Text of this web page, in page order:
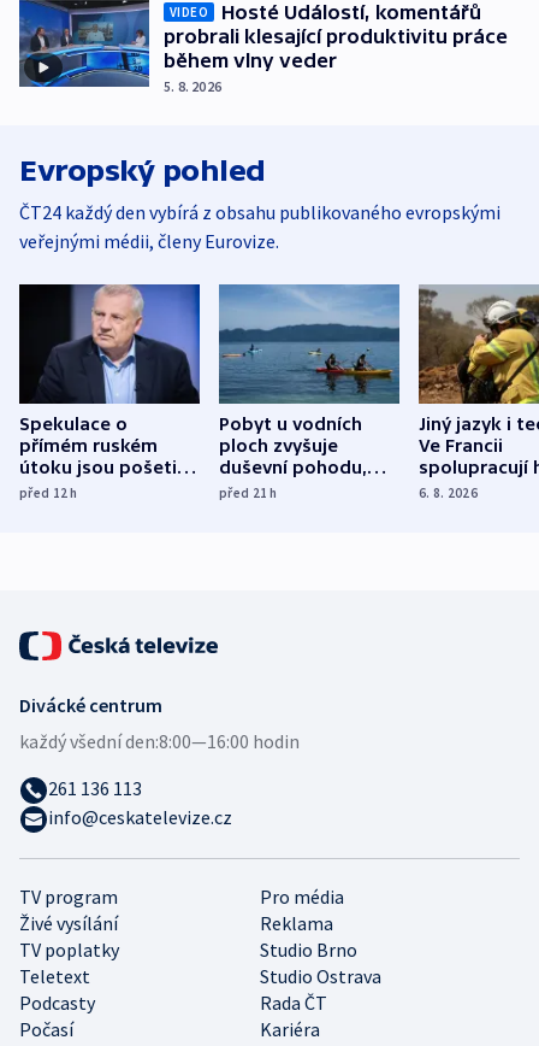
VIDEO
Hosté Událostí, komentářů
probrali klesající produktivitu práce
během vlny veder
5. 8. 2026
Evropský pohled
ČT24 každý den vybírá z obsahu publikovaného evropskými
veřejnými médii, členy Eurovize.
Spekulace o
přímém ruském
útoku jsou pošetilé,
míní estonský
před 12h
Pobyt u vodních
ploch zvyšuje
duševní pohodu,
ukázala
před 21h
Jiný jazyk i
Ve Francii
spolupracují
různých zemí
6. 8. 2026
TV program
Pro média
Živé vysílání
Reklama
TV poplatky
Studio Brno
Teletext
Studio Ostrava
Podcasty
Rada ČT
Počasí
Kariéra
Divácké centrum
každý všední den:8:00—16:00 hodin
261 136 113
info@ceskatelevize.cz